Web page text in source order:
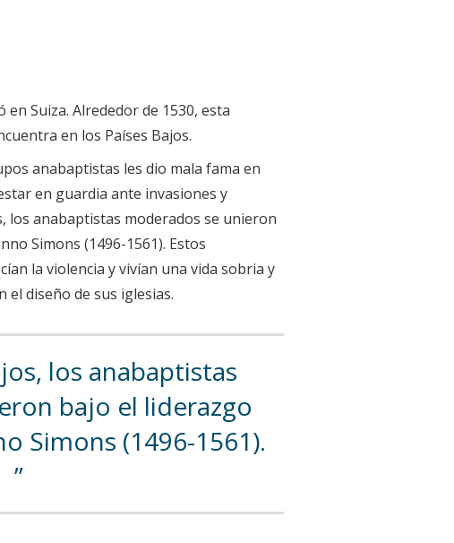
Suiza. Alrededor de 1530, esta
en los Países Bajos.
anabaptistas les dio mala fama en
en guardia ante invasiones y
los anabaptistas moderados se unieron
Simons (1496-1561). Estos
la violencia y vivían una vida sobria y
el diseño de sus iglesias.
los anabaptistas
bajo el liderazgo
Simons (1496-1561).